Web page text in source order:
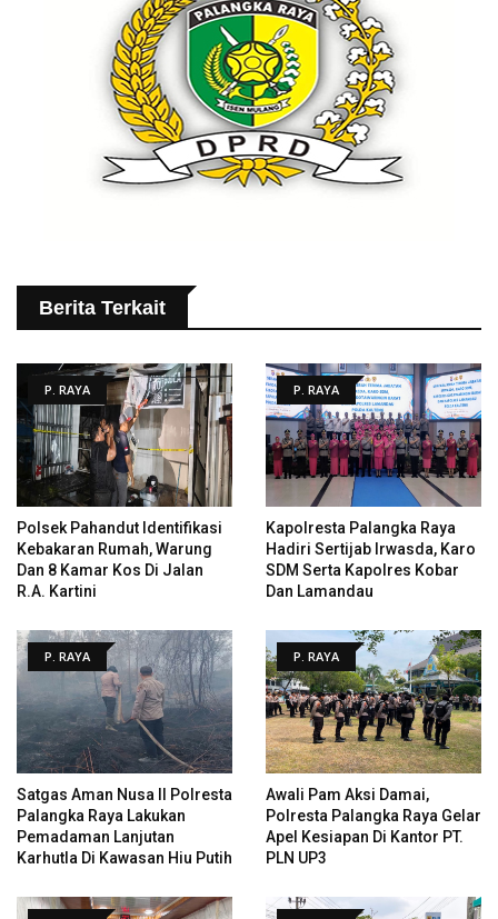
Berita Terkait
P. RAYA
Polsek Pahandut Identifikasi
Kebakaran Rumah, Warung
Dan 8 Kamar Kos Di Jalan
R.A. Kartini
P. RAYA
Kapolresta Palangka Raya
Hadiri Sertijab Irwasda, Karo
SDM Serta Kapolres Kobar
Dan Lamandau
P. RAYA
Satgas Aman Nusa II Polresta
Palangka Raya Lakukan
Pemadaman Lanjutan
Karhutla Di Kawasan Hiu Putih
P. RAYA
Awali Pam Aksi Damai,
Polresta Palangka Raya Gelar
Apel Kesiapan Di Kantor PT.
PLN UP3